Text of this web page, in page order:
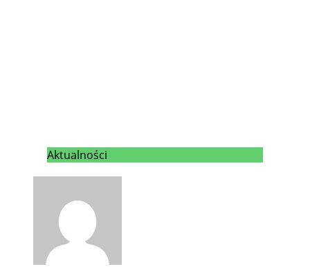
Aktualności